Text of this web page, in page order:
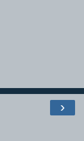
›